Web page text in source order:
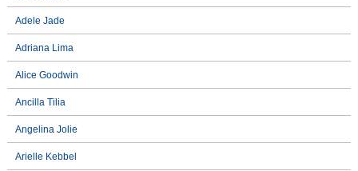
Adele Jade
Adriana Lima
Alice Goodwin
Ancilla Tilia
Angelina Jolie
Arielle Kebbel